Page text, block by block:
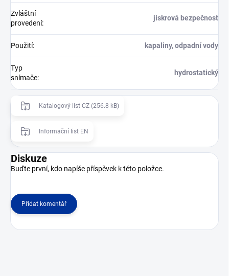
Zvláštní
provedení:
jiskrová bezpečnost
Použití: kapaliny, odpadní vody
Typ
snímače:
hydrostatický
Katalogový list CZ (256.8 kB)
Informační list EN
Diskuze
Buďte první, kdo napíše příspěvek k této položce.
Přidat komentář